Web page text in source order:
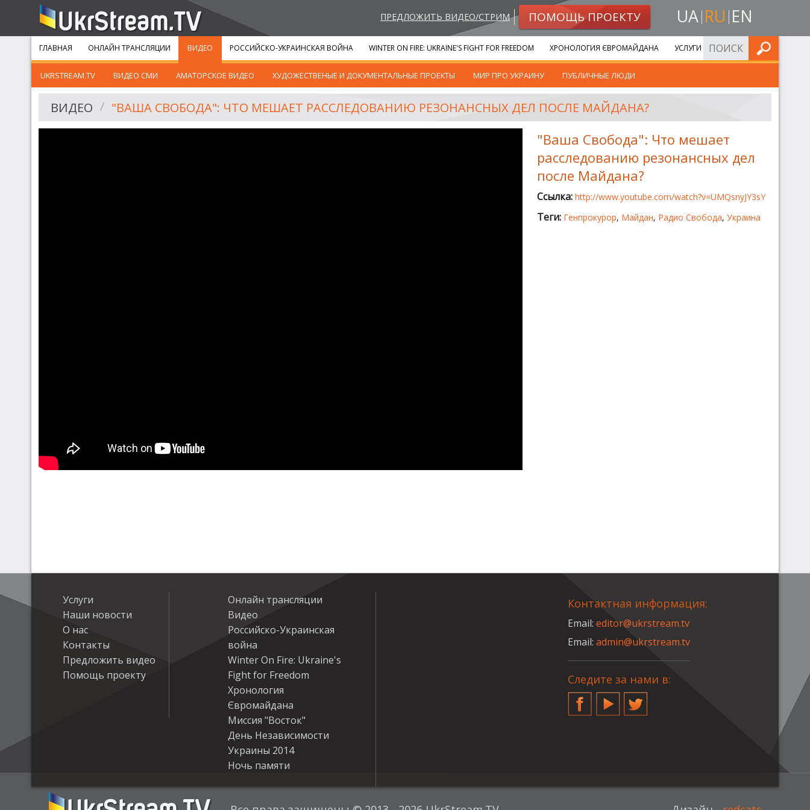
ПРЕДЛОЖИТЬ ВИДЕО/СТРИМ ПОМОЩЬ ПРОЕКТУ UA RU EN
ГЛАВНАЯ ОНЛАЙН ТРАНСЛЯЦИИ ВИДЕО
UKRSTREAM.TV ВИДЕО СМИ АМАТОРСКОЕ ВИДЕО ХУДОЖЕСТВЕНЫЕ И ДОКУМЕНТАЛЬНЫЕ ПРОЕКТЫ МИР ПРО УКРАИНУ ПУБЛИЧНЫЕ ЛЮДИ
РОССИЙСКО-УКРАИНСКАЯ ВОЙНА WINTER ON FIRE: UKRAINE'S FIGHT FOR FREEDOM ХРОНОЛОГИЯ ЄВРОМАЙДАНА УСЛУГИ ИСКАТЬ
ВИДЕО "ВАША СВОБОДА": ЧТО МЕШАЕТ РАССЛЕДОВАНИЮ РЕЗОНАНСНЫХ ДЕЛ ПОСЛЕ МАЙДАНА?
"Ваша Свобода": Что мешает
расследованию резонансных дел
после Майдана?
Ссылка: http://www.youtube.com/watch?v=UMQsnyJY3sY
Теги: Генпрокурор, Майдан, Радио Свобода, Украина
Услуги
Наши новости
О нас
Контакты
Предложить видео
Помощь проекту
Онлайн трансляции
Видео
Российско-Украинская
война
Winter On Fire: Ukraine's
Fight for Freedom
Хронология
Євромайдана
Миссия "Восток"
День Независимости
Украины 2014
Ночь памяти
Контактная информация:
Email:editor@ukrstream.tv
Email:admin@ukrstream.tv
Следите за нами в:
FacebookYouTubeTwitter